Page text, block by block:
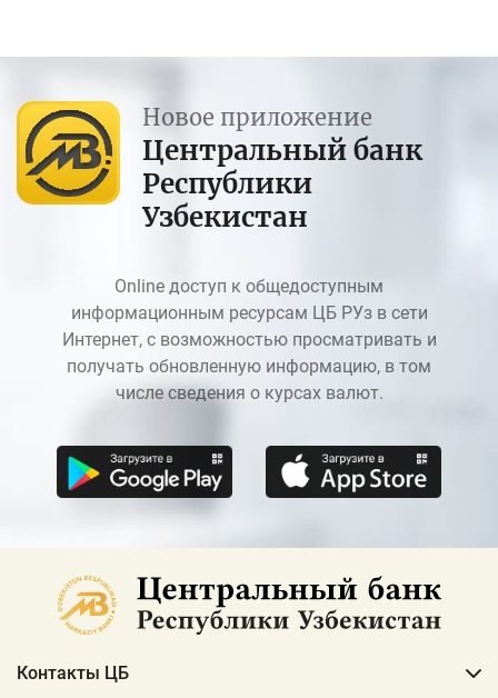
Новое приложение
Центральный банк
Республики
Узбекистан
Online доступ к общедоступным
информационным ресурсам ЦБ РУз в сети
Интернет, с возможностью просматривать и
получать обновленную информацию, в том
числе сведения о курсах валют.
Контакты ЦБ